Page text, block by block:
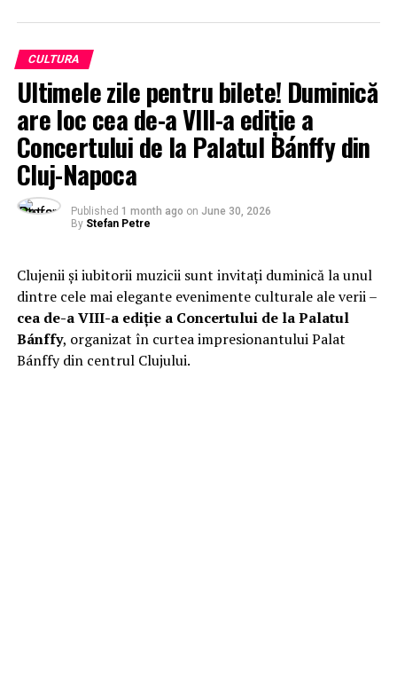
CULTURA
Ultimele zile pentru bilete! Duminică
are loc cea de-a VIII-a ediție a
Concertului de la Palatul Bánffy din
Cluj-Napoca
Published 1 month ago on June 30, 2026
By Stefan Petre
Clujenii și iubitorii muzicii sunt invitați duminică la unul
dintre cele mai elegante evenimente culturale ale verii –
cea de-a VIII-a ediție a Concertului de la Palatul
Bánffy, organizat în curtea impresionantului Palat
Bánffy din centrul Clujului.